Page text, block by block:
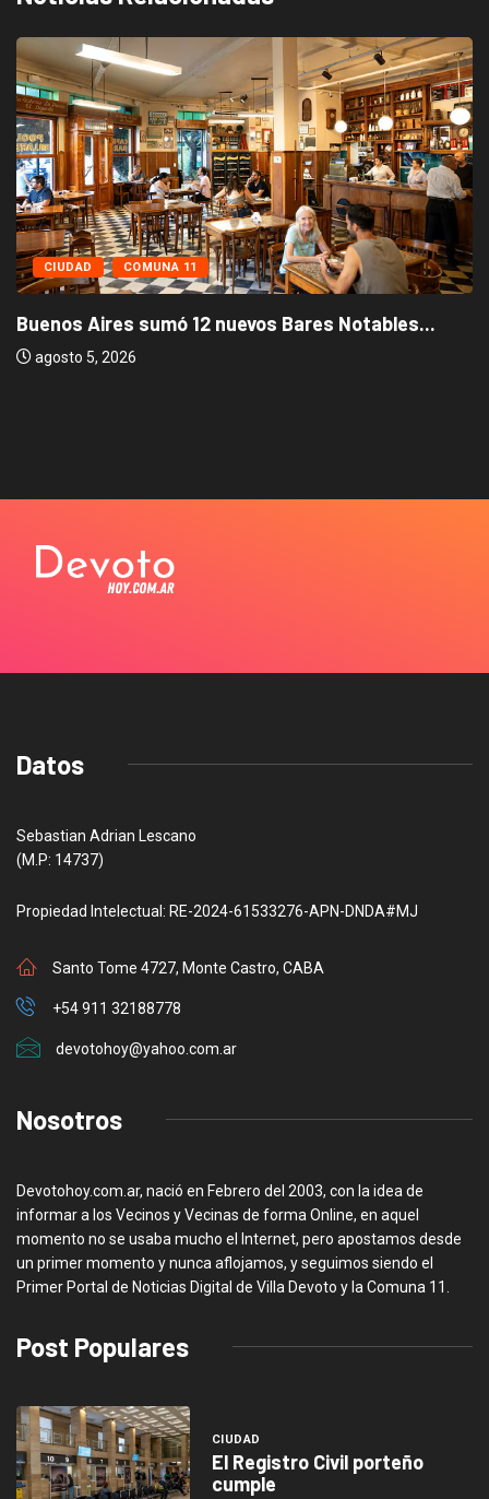
CIUDAD COMUNA 11
Buenos Aires sumó 12 nuevos Bares Notables...
agosto 5, 2026
Datos
Sebastian Adrian Lescano
(M.P: 14737)
Propiedad Intelectual: RE-2024-61533276-APN-DNDA#MJ
Santo Tome 4727, Monte Castro, CABA
+54 911 32188778
devotohoy@yahoo.com.ar
Nosotros
Devotohoy.com.ar, nació en Febrero del 2003, con la idea de
informar a los Vecinos y Vecinas de forma Online, en aquel
momento no se usaba mucho el Internet, pero apostamos desde
un primer momento y nunca aflojamos, y seguimos siendo el
Primer Portal de Noticias Digital de Villa Devoto y la Comuna 11.
Post Populares
CIUDAD
El Registro Civil porteño
cumple